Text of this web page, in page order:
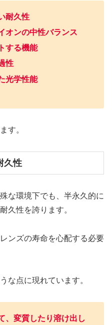
耐久性
オンの中性バランス
する機能
性
光学性能
す。
久性
な環境下でも、半永久的に
久性を誇ります。
ンズの寿命を心配する必要
な点に現れています。
、変質したり溶け出し